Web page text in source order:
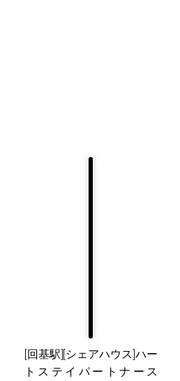
[回基駅][シェアハウス]ハー
トステイパートナース